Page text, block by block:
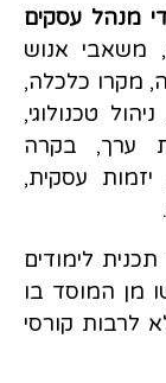
מנהל עסקים
משאבי אנוש
מקרו כלכלה,
טכנולוגי,
ערך, בקרה
יזמות עסקית,
לימודים
מן המוסד בו
לרבות קורסי